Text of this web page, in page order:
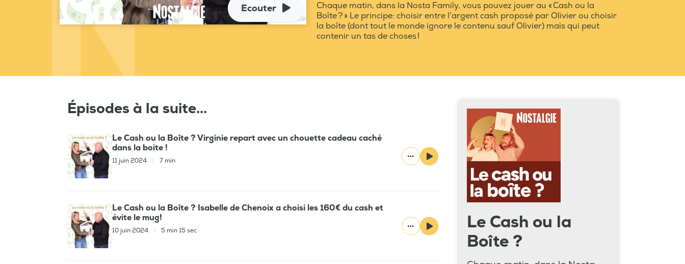
Ecouter
Chaque matin, dans la Nosta Family, vous pouvez jouer au « Cash ou la
Boîte ? » Le principe: choisir entre l'argent cash proposé par Olivier ou choisir
la boîte (dont tout le monde ignore le contenu sauf Olivier) mais qui peut
contenir un tas de choses !
Épisodes à la suite...
Le Cash ou la Boîte ? Virginie repart avec un chouette cadeau caché
dans la boite !
11 juin 2024 7 min
Le Cash ou la Boîte ? Isabelle de Chenoix a choisi les 160€ du cash et
évite le mug!
10 juin 2024 5 min 15 sec
Le Cash ou la
Boîte ?